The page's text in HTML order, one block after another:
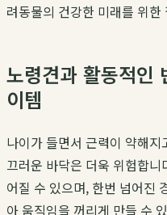
려동물의 건강한 미래를 위
노령견과 활동적인
이템
나이가 들면서 근력이 약해
끄러운 바닥은 더욱 위험합
어질 수 있으며, 한번 넘어진
아 움직임을 꺼리게 만들 수